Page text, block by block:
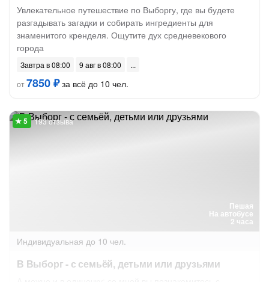
Увлекательное путешествие по Выборгу, где вы будете
разгадывать загадки и собирать ингредиенты для
знаменитого кренделя. Ощутите дух средневекового
города
Завтра в 08:00
9 авг в 08:00
от7850 ₽за всё до 10 чел.
Пешая
На автобусе
2 часа
193 отзыва
Индивидуальная до 10 чел.
В Выборг - с семьёй, детьми или друзьями